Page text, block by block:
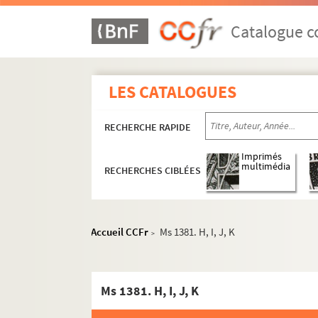
Catalogue
LES CATALOGUES
RECHERCHE RAPIDE
RECHERCHES CIBLÉES
Imprimés
multimédia
Accueil CCFr > Ms 1381. H, I, J, K
Ms 1381. H, I, J, K